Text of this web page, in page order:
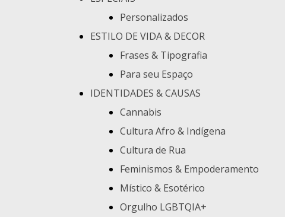
Personalizados
ESTILO DE VIDA & DECOR
Frases & Tipografia
Para seu Espaço
IDENTIDADES & CAUSAS
Cannabis
Cultura Afro & Indígena
Cultura de Rua
Feminismos & Empoderamento
Místico & Esotérico
Orgulho LGBTQIA+